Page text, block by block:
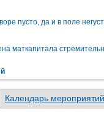
пусто, да и в поле
маткапитала
Календарь мероприятий